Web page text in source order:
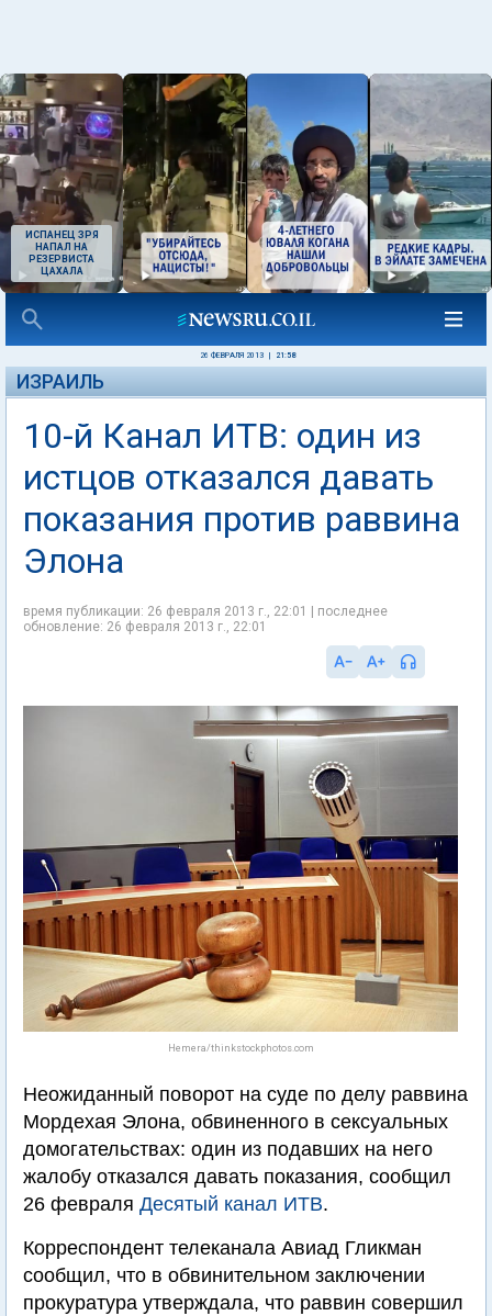
ИСПАНЕЦ ЗРЯ
НАПАЛ НА
РЕЗЕРВИСТА
ЦАХАЛА
26 ФЕВРАЛЯ 2013 21:58
ИЗРАИЛЬ
10-й Канал ИТВ: один из
истцов отказался давать
показания против раввина
Элона
время публикации: 26 февраля 2013 г., 22:01 | последнее
обновление: 26 февраля 2013 г., 22:01
Hemera/thinkstockphotos.com
Неожиданный поворот на суде по делу раввина
Мордехая Элона, обвиненного в сексуальных
домогательствах: один из подавших на него
жалобу отказался давать показания, сообщил
26 февраля Десятый канал ИТВ.
Корреспондент телеканала Авиад Гликман
сообщил, что в обвинительном заключении
прокуратура утверждала, что раввин совершил